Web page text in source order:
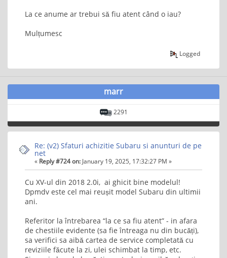
La ce anume ar trebui să fiu atent când o iau?
Mulțumesc
Logged
marr
2291
Re: (v2) Sfaturi achizitie Subaru si anunturi de pe
net
« Reply #724 on: January 19, 2025, 17:32:27 PM »
Cu XV-ul din 2018 2.0i, ai ghicit bine modelul!
Dpmdv este cel mai reușit model Subaru din ultimii
ani.
Referitor la întrebarea “la ce sa fiu atent” - in afara
de chestiile evidente (sa fie întreaga nu din bucăți),
sa verifici sa aibă cartea de service completată cu
reviziile făcute la zi, ulei schimbat la timp, etc.